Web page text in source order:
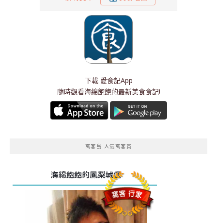
下載 愛食記App
隨時觀看海綿飽飽的最新美食食記!
窩客島 人氣窩客賞